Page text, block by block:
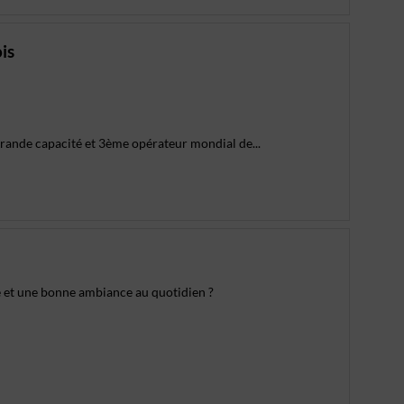
capacité et 3ème opérateur mondial de...
une bonne ambiance au quotidien ?